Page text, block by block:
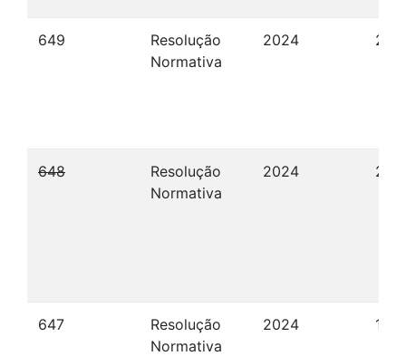
649
Resolução
Normativa
2024 28/
648
Resolução
Normativa
2024 22/
647
Resolução
Normativa
2024 15/